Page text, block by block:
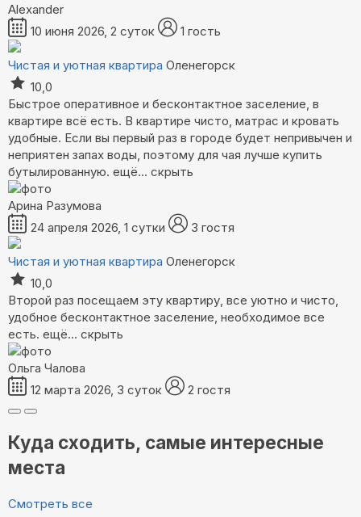
Alexander
10 июня 2026, 2 суток
1 гость
Чистая и уютная квартира Оленегорск
10,0
Быстрое оперативное и бесконтактное заселение, в
квартире всё есть. В квартире чисто, матрас и кровать
удобные. Если вы первый раз в городе будет непривычен и
неприятен запах воды, поэтому для чая лучше купить
бутылированную. ещё... скрыть
Арина Разумова
24 апреля 2026, 1 сутки
3 гостя
Чистая и уютная квартира Оленегорск
10,0
Второй раз посещаем эту квартиру, все уютно и чисто,
удобное бесконтактное заселение, необходимое все
есть. ещё... скрыть
Ольга Чалова
12 марта 2026, 3 суток
2 гостя
Куда сходить, самые интересные
места
Смотреть все